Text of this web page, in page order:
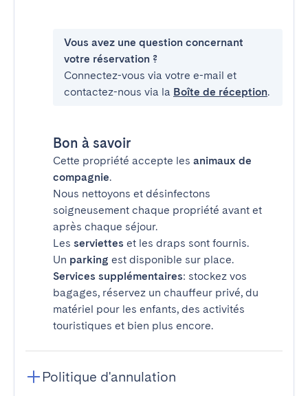
Vous avez une question concernant
votre réservation ?
Connectez-vous via votre e-mail et
contactez-nous via la Boîte de réception.
Bon à savoir
Cette propriété accepte les animaux de
compagnie.
Nous nettoyons et désinfectons
soigneusement chaque propriété avant et
après chaque séjour.
Les serviettes et les draps sont fournis.
Un parking est disponible sur place.
Services supplémentaires: stockez vos
bagages, réservez un chauffeur privé, du
matériel pour les enfants, des activités
touristiques et bien plus encore.
Politique d'annulation